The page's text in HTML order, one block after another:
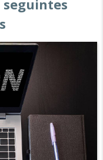
seguintes